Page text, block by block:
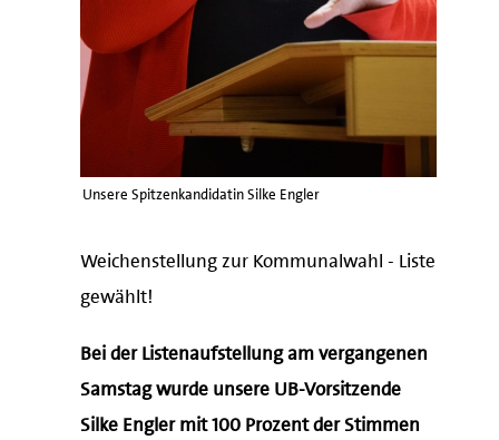
Unsere Spitzenkandidatin Silke Engler
Weichenstellung zur Kommunalwahl - Liste
gewählt!
Bei der Listenaufstellung am vergangenen
Samstag wurde unsere UB-Vorsitzende
Silke Engler mit 100 Prozent der Stimmen